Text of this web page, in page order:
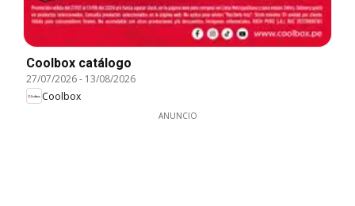
Coolbox catálogo
27/07/2026- 13/08/2026
Coolbox
ANUNCIO